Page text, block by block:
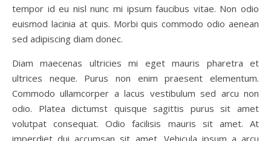
tempor id eu nisl nunc mi ipsum faucibus vitae. Non odio
euismod lacinia at quis. Morbi quis commodo odio aenean
sed adipiscing diam donec.
Diam maecenas ultricies mi eget mauris pharetra et
ultrices neque. Purus non enim praesent elementum.
Commodo ullamcorper a lacus vestibulum sed arcu non
odio. Platea dictumst quisque sagittis purus sit amet
volutpat consequat. Odio facilisis mauris sit amet. At
imperdiet dui accumsan sit amet. Vehicula ipsum a arcu